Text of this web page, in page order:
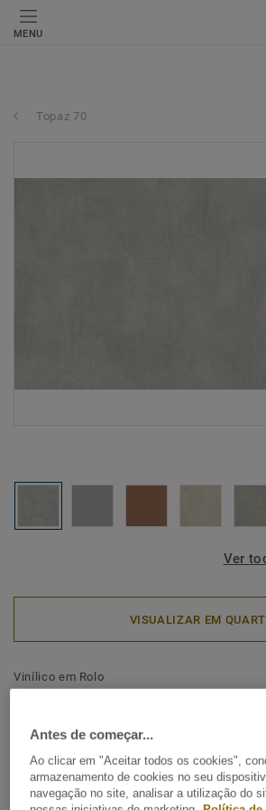
MENU
Topaz 70
Ver
VISUALIZAR EM
Vinílico em Rolo
COBBELSTONE
O Acczent Excellence 70 Topaz é um
económico de qualidade premium.
Antes de começar...
Ao clicar em "Aceitar todos os cookies",
armazenamento de cookies no seu
navegação no site, analisar a utilização do